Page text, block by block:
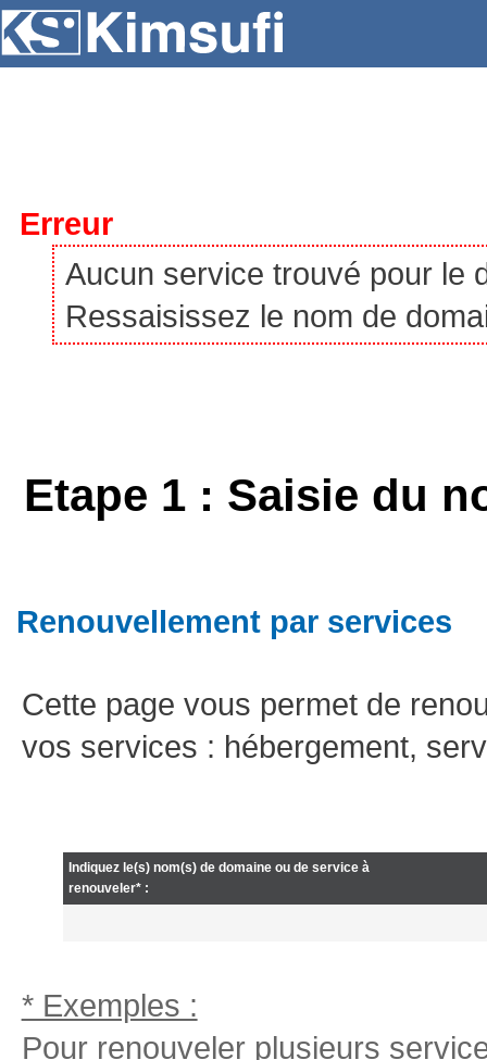
Erreur
Aucun service trouvé pour le
Ressaisissez le nom de
Etape 1 : Saisie du
Renouvellement par services
Cette page vous permet de
vos services : hébergement,
Indiquez le(s) nom(s) de domaine ou de service à
renouveler* :
* Exemples :
Pour renouveler plusieurs